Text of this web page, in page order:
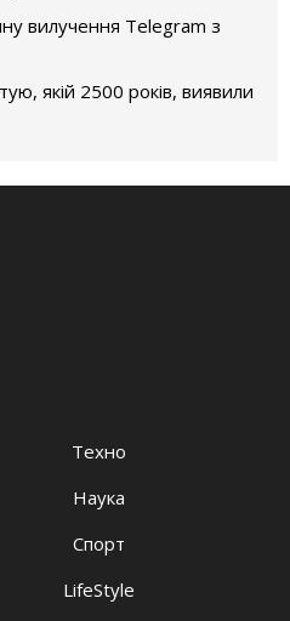
вилучення Telegram з
якій 2500 років, виявили
Техно
Наука
Спорт
LifeStyle